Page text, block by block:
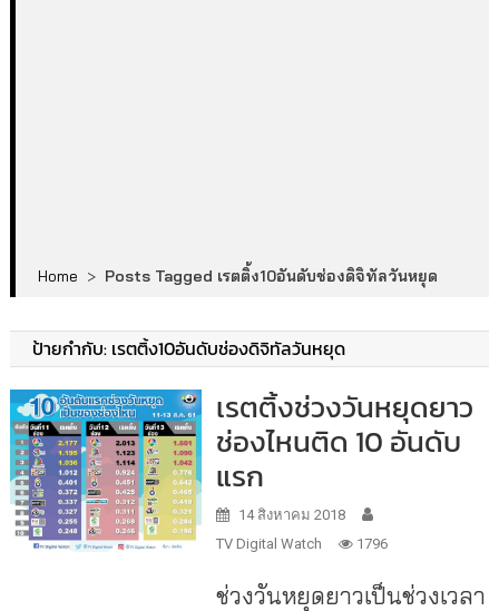
Home > Posts Tagged เรตติ้ง10อันดับช่องดิจิทัลวันหยุด
ป้ายกำกับ: เรตติ้ง10อันดับช่องดิจิทัลวันหยุด
เรตติ้งช่วงวันหยุดยาว
ช่องไหนติด 10 อันดับ
แรก
14 สิงหาคม 2018
TV Digital Watch
1796
ช่วงวันหยุดยาวเป็นช่วงเวลา